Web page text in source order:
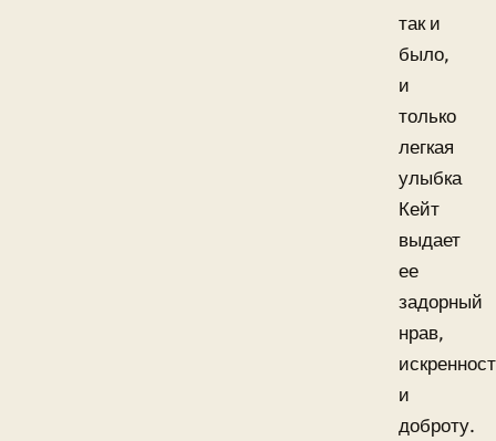
так и
было,
и
только
легкая
улыбка
Кейт
выдает
ее
задорный
нрав,
и
доброту.